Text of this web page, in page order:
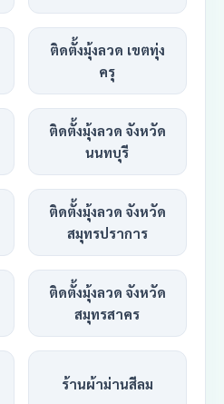
ติดตั้งมุ้งลวด เขตทุ่ง
ครุ
ติดตั้งมุ้งลวด จังหวัด
นนทบุรี
ติดตั้งมุ้งลวด จังหวัด
สมุทรปราการ
ติดตั้งมุ้งลวด จังหวัด
สมุทรสาคร
ร้านผ้าม่านสีลม